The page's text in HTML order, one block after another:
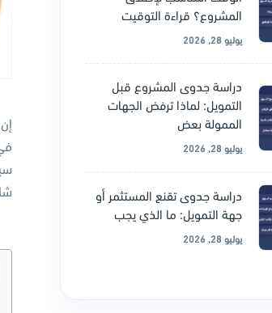
المشروع؟ قراءة التوقيت
يوليو 28, 2026
دراسة جدوى المشروع قبل
التمويل: لماذا ترفض الجهات
الممولة بعض
يوليو 28, 2026
دراسة جدوى تقنع المستثمر أو
جهة التمويل: ما الذي يجب
يوليو 28, 2026